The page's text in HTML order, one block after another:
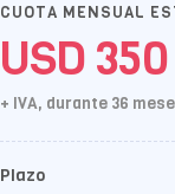
CUOTA MENSUAL
USD 350
+ IVA, durante 36
Plazo